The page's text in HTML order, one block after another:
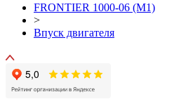
FRONTIER 1000-06 (М1)
>
Впуск двигателя